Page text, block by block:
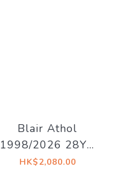
Blair Athol
1998/2026 28YO
52.8% Decadent
HK$2,080.00